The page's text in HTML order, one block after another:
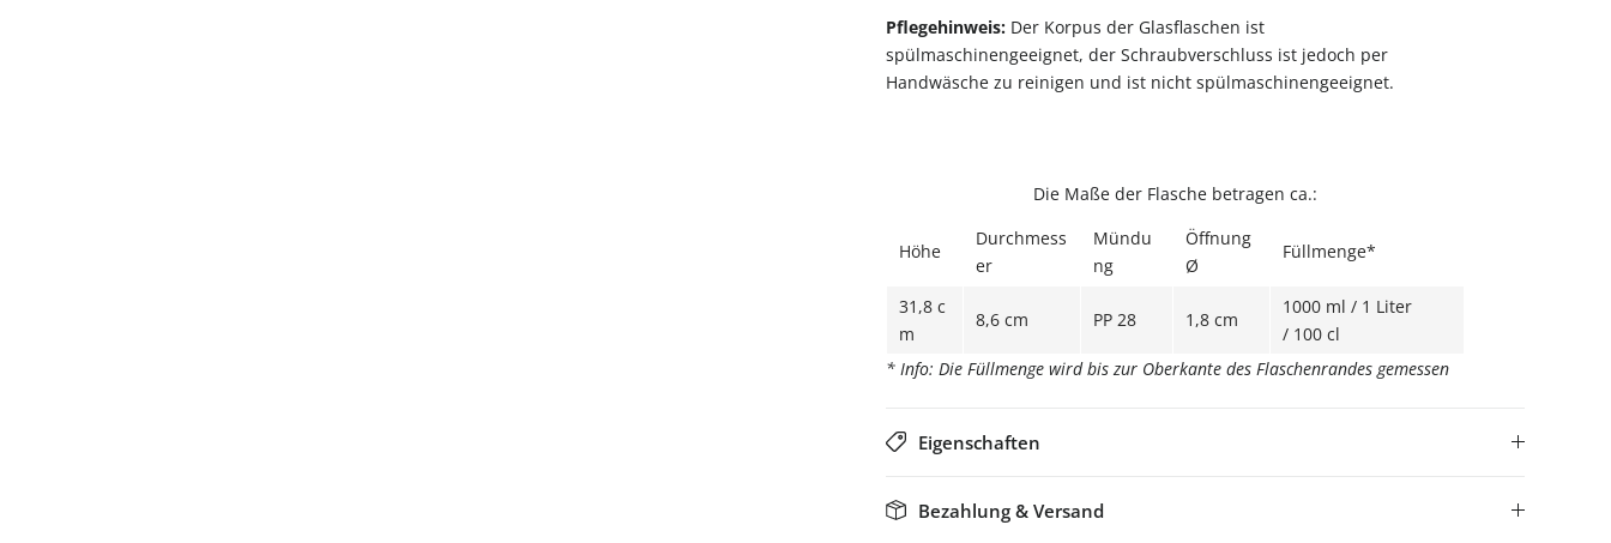
Pflegehinweis: Der Korpus der Glasflaschen ist
spülmaschinengeeignet, der Schraubverschluss ist jedoch per
Handwäsche zu reinigen und ist nicht spülmaschinengeeignet.
Die Maße der Flasche betragen ca.:
Höhe
Durchmess
er
Mündu
ng
Öffnung
Ø
Füllmenge*
31,8 c
m
8,6 cm PP 28 1,8 cm
1000 ml / 1 Liter
/ 100 cl
* Info: Die Füllmenge wird bis zur Oberkante des Flaschenrandes gemessen
Eigenschaften
Bezahlung & Versand